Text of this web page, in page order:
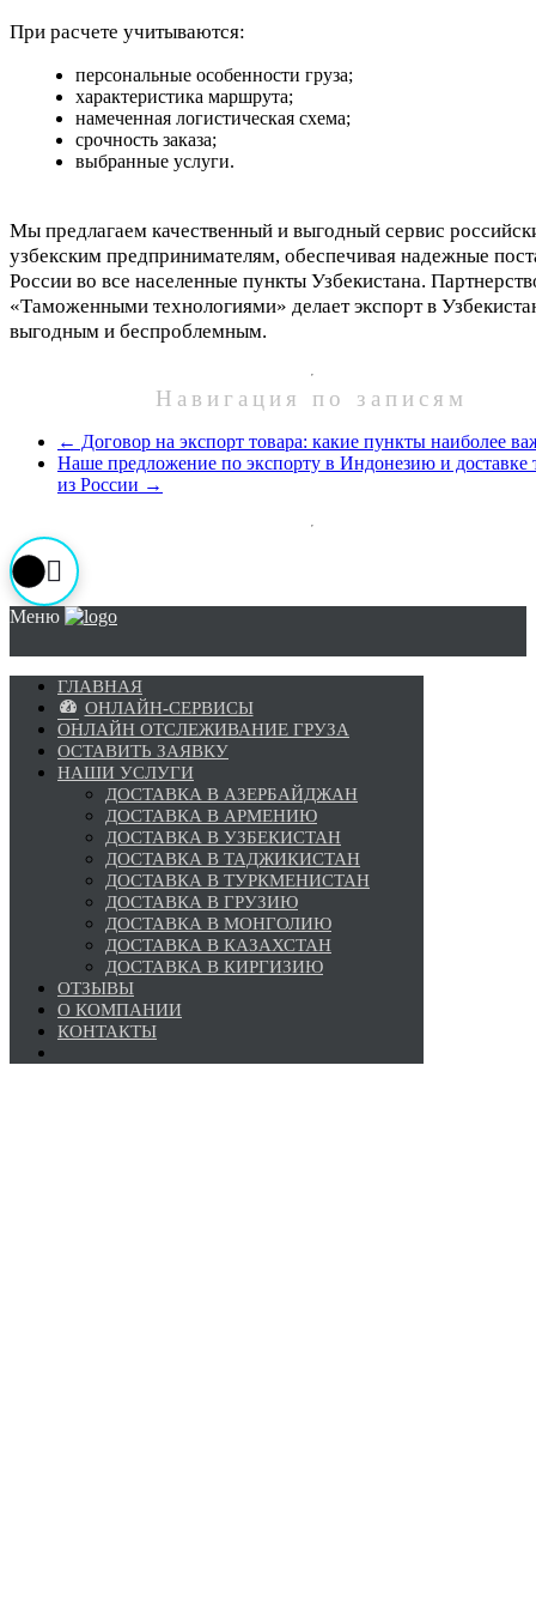
При расчете учитываются:
персональные особенности груза;
характеристика маршрута;
намеченная логистическая схема;
срочность заказа;
выбранные услуги.
Мы предлагаем качественный и выгодный сервис
узбекским предпринимателям, обеспечивая надежные
России во все населенные пункты Узбекистана.
«Таможенными технологиями» делает экспорт в
выгодным и беспроблемным.
Навигация по записям
← Договор на экспорт товара: какие пункты наиболее
Наше предложение по экспорту в Индонезию и доставке
из России →
Меню
ГЛАВНАЯ
ОНЛАЙН-СЕРВИСЫ
ОНЛАЙН ОТСЛЕЖИВАНИЕ ГРУЗА
ОСТАВИТЬ ЗАЯВКУ
НАШИ УСЛУГИ
ДОСТАВКА В АЗЕРБАЙДЖАН
ДОСТАВКА В АРМЕНИЮ
ДОСТАВКА В УЗБЕКИСТАН
ДОСТАВКА В ТАДЖИКИСТАН
ДОСТАВКА В ТУРКМЕНИСТАН
ДОСТАВКА В ГРУЗИЮ
ДОСТАВКА В МОНГОЛИЮ
ДОСТАВКА В КАЗАХСТАН
ДОСТАВКА В КИРГИЗИЮ
ОТЗЫВЫ
О КОМПАНИИ
КОНТАКТЫ